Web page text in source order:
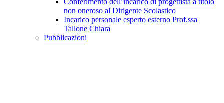
Conferimento dell’incarico di progettista a titolo
non oneroso al Dirigente Scolastico
Incarico personale esperto esterno Prof.ssa
Tallone Chiara
Pubblicazioni